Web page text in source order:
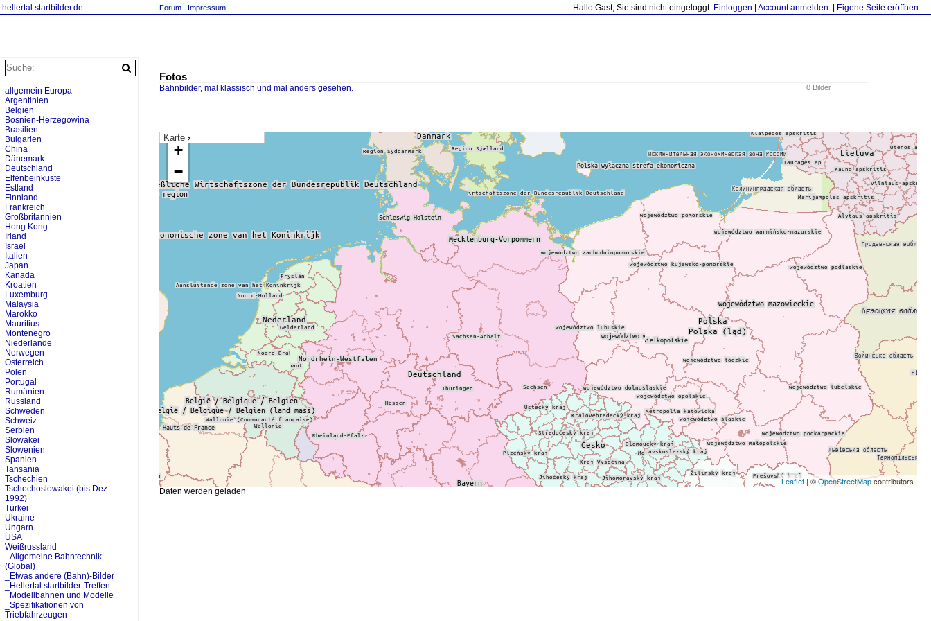
hellertal.startbilder.de Hallo Gast, Sie sind nicht eingeloggt. Einloggen Account anmelden Eigene Seite eröffnen
Forum Impressum
Fotos
0 Bilder
Bahnbilder, mal klassisch und mal anders gesehen.
Karte
+
−
Leaflet | ©OpenStreetMapcontributors
Daten werden geladen
allgemein Europa
Argentinien
Belgien
Bosnien-Herzegowina
Brasilien
Bulgarien
China
Dänemark
Deutschland
Elfenbeinküste
Estland
Finnland
Frankreich
Großbritannien
Hong Kong
Irland
Israel
Italien
Japan
Kanada
Kroatien
Luxemburg
Malaysia
Marokko
Mauritius
Montenegro
Niederlande
Norwegen
Österreich
Polen
Portugal
Rumänien
Russland
Schweden
Schweiz
Serbien
Slowakei
Slowenien
Spanien
Tansania
Tschechien
Tschechoslowakei (bis Dez.
1992)
Türkei
Ukraine
Ungarn
USA
Weißrussland
_Allgemeine Bahntechnik
(Global)
_Etwas andere (Bahn)-Bilder
_Hellertal startbilder-Treffen
_Modellbahnen und Modelle
_Spezifikationen von
Triebfahrzeugen